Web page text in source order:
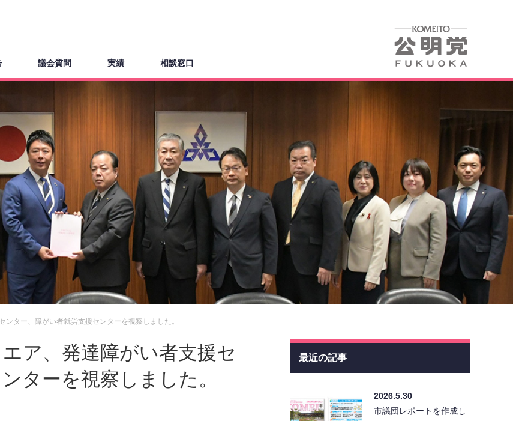
議会質問 実績 相談窓口
ター、障がい者就労支援センターを視察しました。
ア、発達障がい者支援セ
ターを視察しました。
最近の記事
2026.5.30
市議団レポートを作成し